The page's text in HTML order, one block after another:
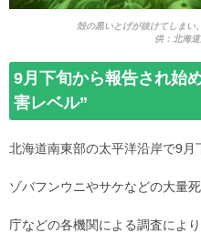
殻の黒いとげが抜けてしまい
供：北海道
9月下旬から報告され始
害レベル”
北海道南東部の太平洋沿岸で9
ゾバフンウニやサケなどの大量
庁などの各機関による調査によ